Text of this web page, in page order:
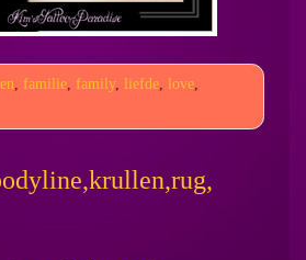
familie, family, liefde, love,